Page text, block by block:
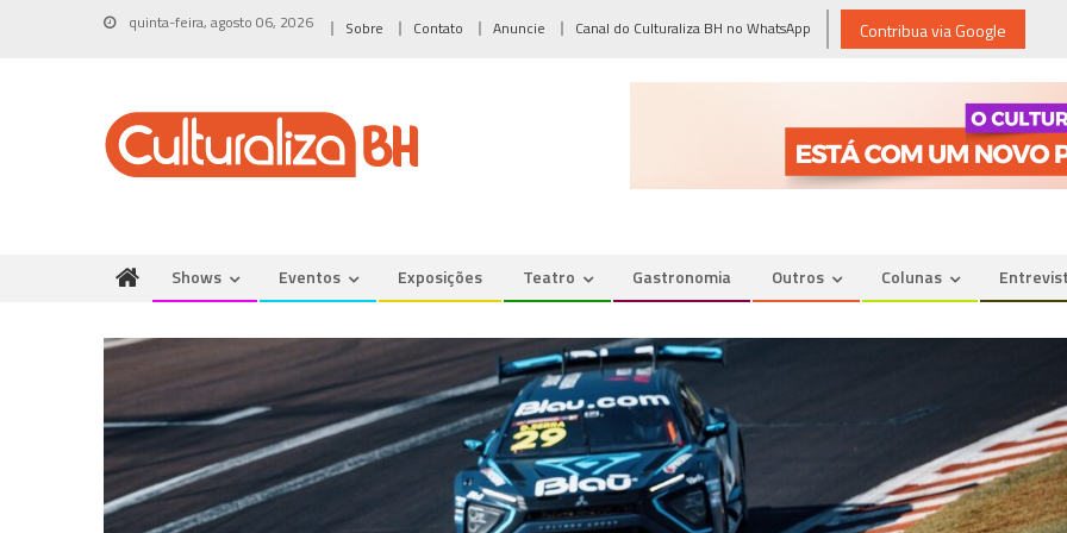
quinta-feira, agosto 06, 2026 Sobre Contato Anuncie Canal do Culturaliza BH no WhatsApp Contribua via Google
Shows Eventos Exposições Teatro Gastronomia Outros Colunas